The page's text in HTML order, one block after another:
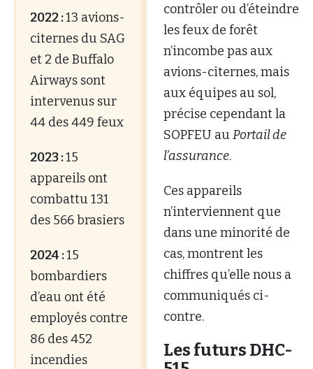
2022 :13 avions-
citernes du SAG
et 2 de Buffalo
Airways sont
intervenus sur
44 des 449 feux
2023 :15
appareils ont
combattu 131
des 566 brasiers
2024 :15
bombardiers
d’eau ont été
employés contre
86 des 452
incendies
contrôler ou d’éteindre
les feux de forêt
n’incombe pas aux
avions-citernes, mais
aux équipes au sol,
précise cependant la
SOPFEU au Portail de
l’assurance.
Ces appareils
n’interviennent que
dans une minorité de
cas, montrent les
chiffres qu’elle nous a
communiqués ci-
contre.
Les futurs DHC-